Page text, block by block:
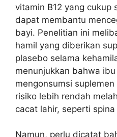
vitamin B12 yang cukup
dapat membantu
bayi. Penelitian ini
hamil yang diberikan
plasebo selama
menunjukkan bahwa
mengonsumsi
risiko lebih rendah
cacat lahir, seperti
Namun, perlu dicatat